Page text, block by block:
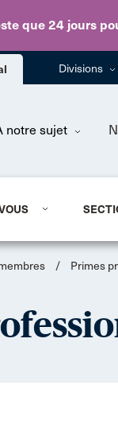
que 24 jours
Divisions
notre sujet
/ Primes